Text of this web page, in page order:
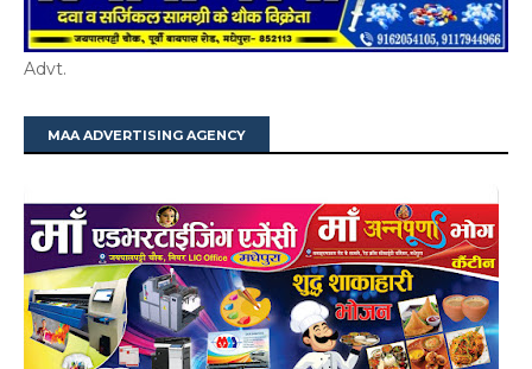
Advt.
MAA ADVERTISING AGENCY